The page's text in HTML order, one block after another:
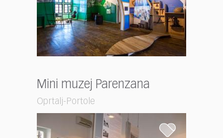
Mini muzej Parenzana
Oprtalj-Portole